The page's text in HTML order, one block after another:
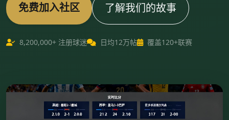
免费加入社区 了解我们的故事
8,200,000+ 注册球迷 日均12万帖 覆盖120+联赛